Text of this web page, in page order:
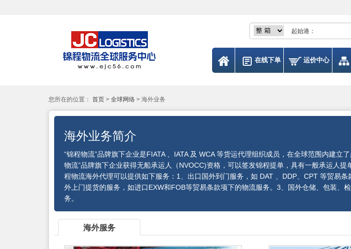
起始港：
在线下单 运价中心
您所在的位置： 首页 > 全球网络 > 海外业务
海外业务简介
“锦程物流”品牌旗下企业是FIATA 、IATA 及 WCA 等货运代理组织成员，在全球范围内建立
物流”品牌旗下企业获得无船承运人（NVOCC)资格，可以签发锦程提单，具有一般承运人提
程物流海外代理可以提供如下服务：1、出口国外到门服务，如 DAT 、DDP、CPT 等贸易条
外上门提货的服务，如进口EXW和FOB等贸易条款项下的物流服务。3、国外仓储、包装、
务。
海外服务